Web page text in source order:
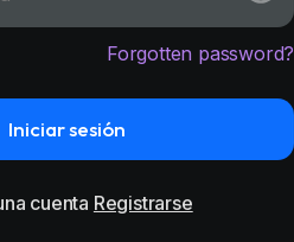
Forgotten password?
Iniciar sesión
cuenta Registrarse